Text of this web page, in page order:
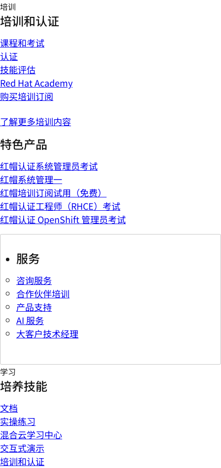
培训
培训和认证
课程和考试
认证
技能评估
Red Hat Academy
购买培训订阅
了解更多培训内容
特色产品
红帽认证系统管理员考试
红帽系统管理一
红帽培训订阅试用（免费）
红帽认证工程师（RHCE）考试
红帽认证 OpenShift 管理员考试
服务
咨询服务
合作伙伴培训
产品支持
AI 服务
大客户技术经理
学习
培养技能
文档
实操练习
混合云学习中心
交互式演示
培训和认证